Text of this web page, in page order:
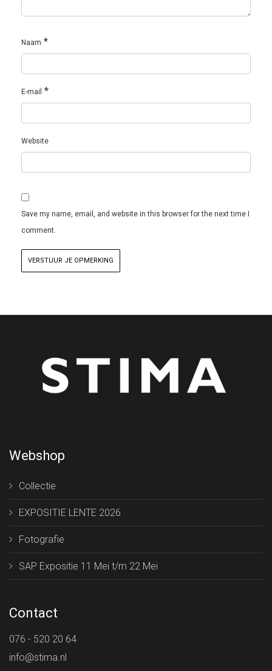
Naam *
E-mail *
Website
Save my name, email, and website in this browser for the next time I
comment.
Webshop
Collectie
EXPOSITIE LENTE 2026
Fotografie
SAP Expositie 11 Mei t/m 22 Mei
Contact
076 - 520 20 64
info@stima.nl